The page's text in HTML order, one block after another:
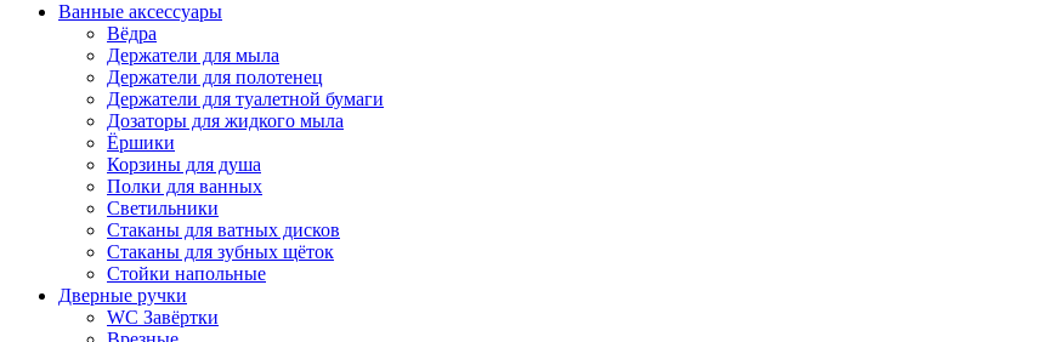
Ванные аксессуары
Вёдра
Держатели для мыла
Держатели для полотенец
Держатели для туалетной бумаги
Дозаторы для жидкого мыла
Ёршики
Корзины для душа
Полки для ванных
Светильники
Стаканы для ватных дисков
Стаканы для зубных щёток
Стойки напольные
Дверные ручки
WC Завёртки